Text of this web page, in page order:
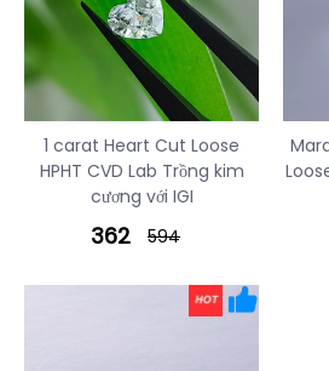
1 carat Heart Cut Loose
HPHT CVD Lab Trồng kim
cương với IGI
362 594